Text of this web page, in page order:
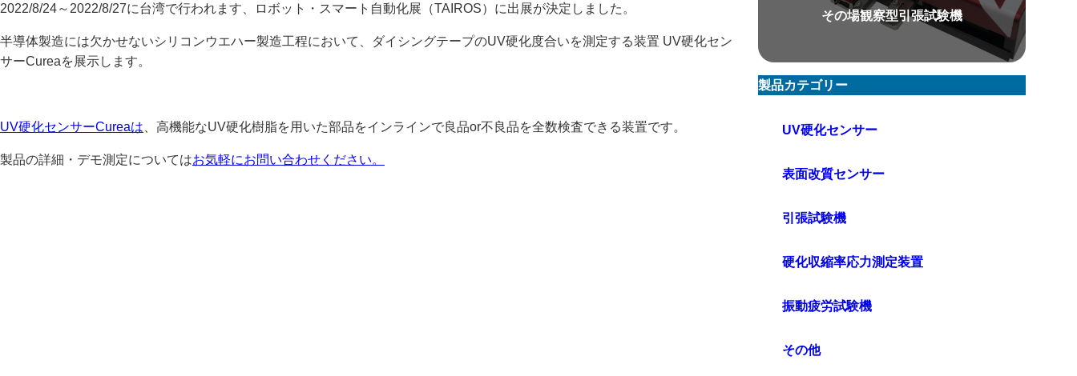
2022/8/24～2022/8/27に台湾で行われます、ロボット・スマート自動化展（TAIROS）に出展が決定しました。
半導体製造には欠かせないシリコンウエハー製造工程において、ダイシングテープのUV硬化度合いを測定する装置 UV硬化セン
サーCureaを展示します。
UV硬化センサーCureaは 、高機能なUV硬化樹脂を用いた部品をインラインで良品or不良品を全数検査できる装置です。
製品の詳細・デモ測定についてはお気軽にお問い合わせください。
その場観察型引張試験機
製品カテゴリー
UV硬化センサー
表面改質センサー
引張試験機
硬化収縮率応力測定装置
振動疲労試験機
その他